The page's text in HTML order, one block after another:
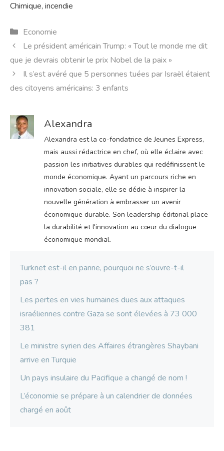
Chimique, incendie
Catégories
Economie
Le président américain Trump: « Tout le monde me dit
que je devrais obtenir le prix Nobel de la paix »
Il s’est avéré que 5 personnes tuées par Israël étaient
des citoyens américains: 3 enfants
Alexandra
Alexandra est la co-fondatrice de Jeunes Express,
mais aussi rédactrice en chef, où elle éclaire avec
passion les initiatives durables qui redéfinissent le
monde économique. Ayant un parcours riche en
innovation sociale, elle se dédie à inspirer la
nouvelle génération à embrasser un avenir
économique durable. Son leadership éditorial place
la durabilité et l'innovation au cœur du dialogue
économique mondial.
Turknet est-il en panne, pourquoi ne s’ouvre-t-il
pas ?
Les pertes en vies humaines dues aux attaques
israéliennes contre Gaza se sont élevées à 73 000
381
Le ministre syrien des Affaires étrangères Shaybani
arrive en Turquie
Un pays insulaire du Pacifique a changé de nom !
L’économie se prépare à un calendrier de données
chargé en août